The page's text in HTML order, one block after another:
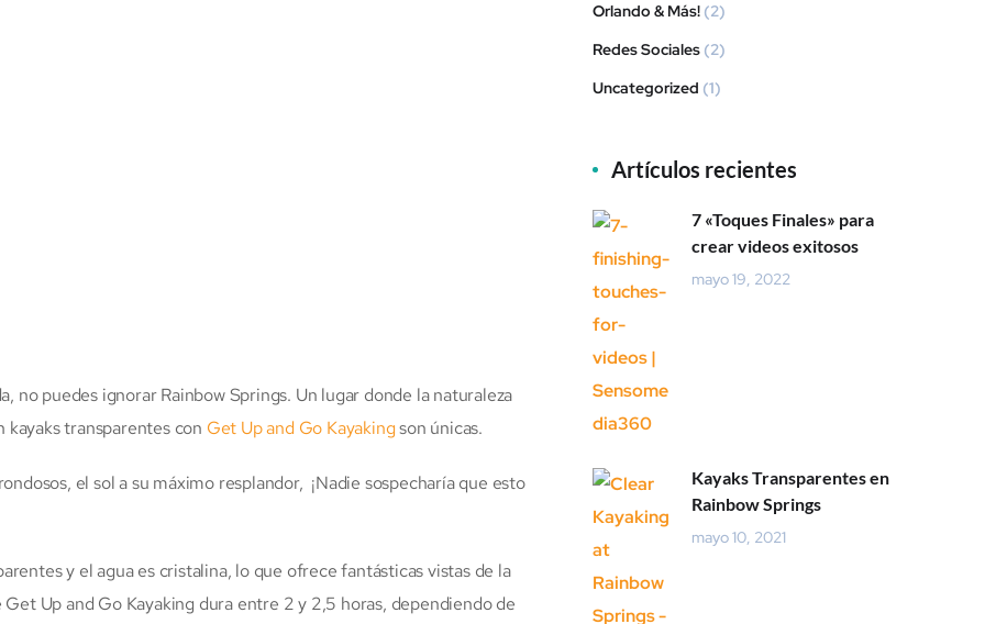
no puedes ignorar Rainbow Springs. Un lugar donde la naturaleza
kayaks transparentes con Get Up and Go Kayakingson únicas.
el sol a su máximo resplandor, ¡Nadie sospecharía que esto
y el agua es cristalina, lo que ofrece fantásticas vistas de la
Up and Go Kayaking dura entre 2 y 2,5 horas, dependiendo de
Orlando & Más! (2)
Redes Sociales (2)
Uncategorized (1)
Artículos recientes
7 «Toques Finales» para
crear videos exitosos
mayo 19, 2022
Kayaks Transparentes en
Rainbow Springs
mayo 10, 2021